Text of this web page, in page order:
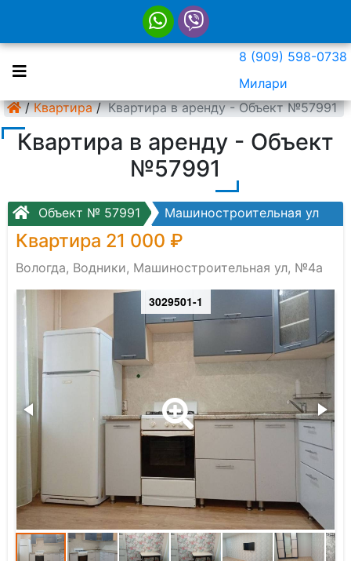
8 (909) 598-0738
Милари
/ Квартира / Квартира в аренду - Объект №57991
Квартира в аренду - Объект
№57991
Объект № 57991 Машиностроительная ул
Квартира 21 000 ₽
Вологда, Водники, Машиностроительная ул, №4а
3029501-1